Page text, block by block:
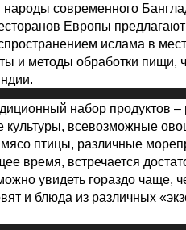
современного
Европы
ислама в
и методы обработки пищи,
набор продуктов –
всевозможные
птицы, различные
время, встречается
увидеть гораздо
и блюда из различных